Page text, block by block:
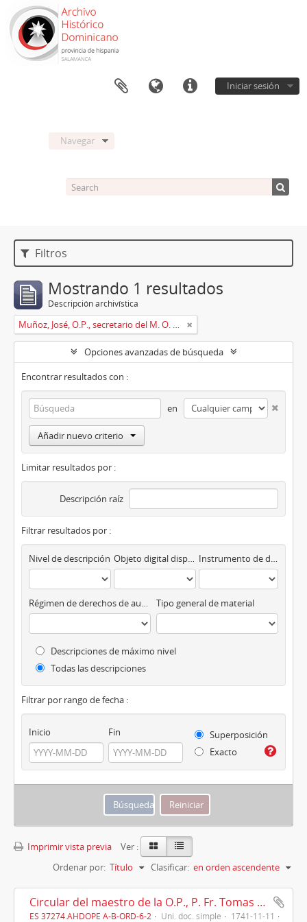
Iniciar sesión
Navegar
Filtros
Mostrando 1 resultados
Descripción archivística
Muñoz, José, O.P., secretario del M. O. P. Fr. Ripoll
Opciones avanzadas de búsqueda
Encontrar resultados con :
en
Añadir nuevo criterio
Limitar resultados por :
Descripción raíz
Filtrar resultados por :
Nivel de descripción Objeto digital disponibles Instrumento de descripción
Régimen de derechos de autor Tipo general de material
Descripciones de máximo nivel
Todas las descripciones
Filtrar por rango de fecha :
Inicio Fin
Superposición
Exacto
Imprimir vista previa
Ver :
Ordenar por: Título Clasificar: en orden ascendente
Circular del maestro de la O.P., P. Fr. Tomas Ripoll, Roma, 11/11/1741
ES 37274.AHDOPE A-B-ORD-6-2 Uni. doc. simple 1741-11-11